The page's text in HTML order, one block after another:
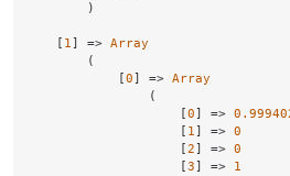
        )
1 ] => Array
        (
            [
0 ] => Array
                (
                    [
0 ] =>
1 ] => 0
                    [
2 ] => 0
                    [
3 ] => 1